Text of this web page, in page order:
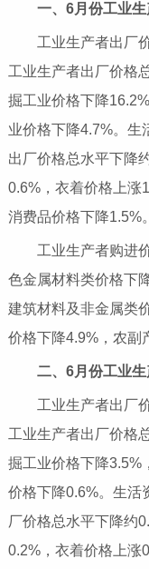
一、 6月份工业
工业生产者出厂
工业生产者出厂价格
掘工业价格下降
业价格下降4.7%。生
出厂价格总水平下降
0.6%，衣着价格上涨
消费品价格下降1.5%。
工业生产者购进
色金属材料类价格下
建筑材料及非金属类
价格下降4.9%，农副
二、 6月份工业
工业生产者出厂
工业生产者出厂价格
掘工业价格下降3.5%
价格下降0.6%。生活
厂价格总水平下降约
0.2%，衣着价格上涨